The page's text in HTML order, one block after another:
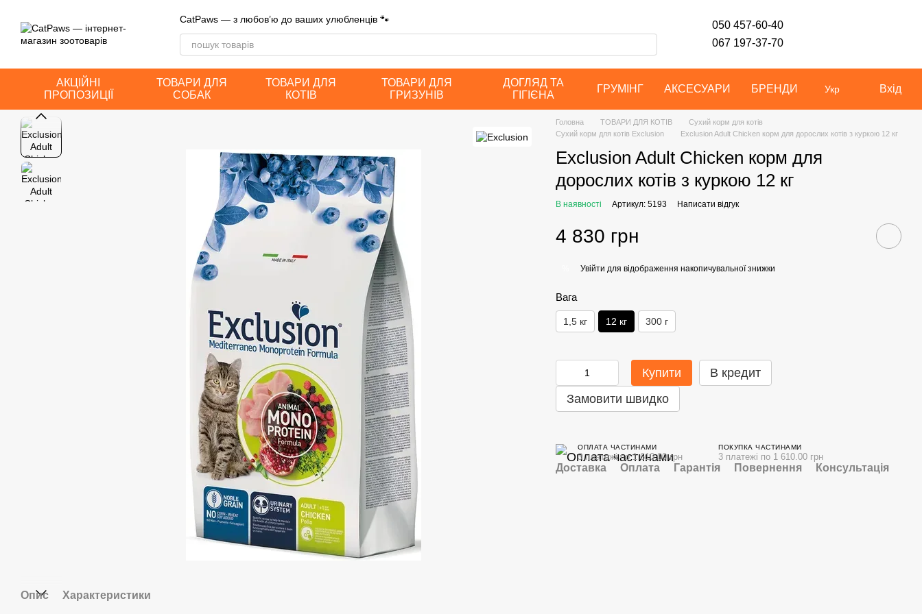
CatPaws — з любов’ю до ваших улюбленців 🐾
050 457-60-40
067 197-37-70
АКЦІЙНІ
ПРОПОЗИЦІЇ
ТОВАРИ ДЛЯ
СОБАК
ТОВАРИ ДЛЯ
КОТІВ
ТОВАРИ ДЛЯ
ГРИЗУНІВ
ДОГЛЯД ТА
ГІГІЄНА
ГРУМІНГ АКСЕСУАРИ БРЕНДИ Укр Вхід
Опис Характеристики
Головна ТОВАРИ ДЛЯ КОТІВ
Сухий корм для котів
Сухий корм для котів Exclusion
Exclusion Adult Chicken корм для дорослих котів з куркою 12 кг
Exclusion Adult Chicken корм для
дорослих котів з куркою 12 кг
В наявності Артикул: 5193 Написати відгук
4 830 грн
Увійти для відображення накопичувальної знижки
Вага
1,5 кг 12 кг 300 г
Купити
В кредит
Замовити швидко
ОПЛАТА ЧАСТИНАМИ
3 платежі по 1 610.00 грн
ПОКУПКА ЧАСТИНАМИ
3 платежі по 1 610.00 грн
Доставка Оплата Гарантія Повернення Консультація